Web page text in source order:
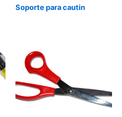
Soporte para cautin